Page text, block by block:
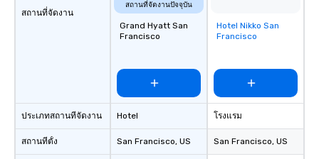
which can be an
transportation pick-
as well as an event
an evening helicopter
glittering lights of The
สถานที่จัดงาน
ประเภทสถานที่จัดงาน
สถานที่ตั้ง
สถานที่จัดงานปัจจุบัน
Grand Hyatt San
Francisco
Hotel
San Francisco, US
Removed from
favorites
Hotel Nikko San
Francisco
โรงแรม
San Francisco, US